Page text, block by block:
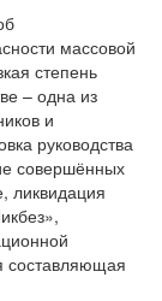
массовой
степень
– одна из
и
руководства
совершённых
ликвидация
составляющая